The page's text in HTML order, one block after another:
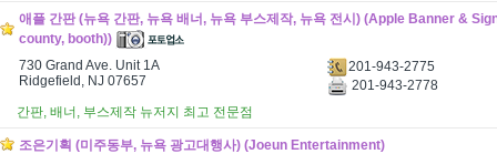
애플 간판 (뉴욕 간판, 뉴욕 배너, 뉴욕 부스제작, 뉴욕 전시) (Apple Banner &
county, booth))
730 Grand Ave. Unit 1A
Ridgefield, NJ 07657
201-943-2775
201-943-2778
간판, 배너, 부스제작 뉴저지 최고 전문점
조은기획 (미주동부, 뉴욕 광고대행사) (Joeun Entertainment)